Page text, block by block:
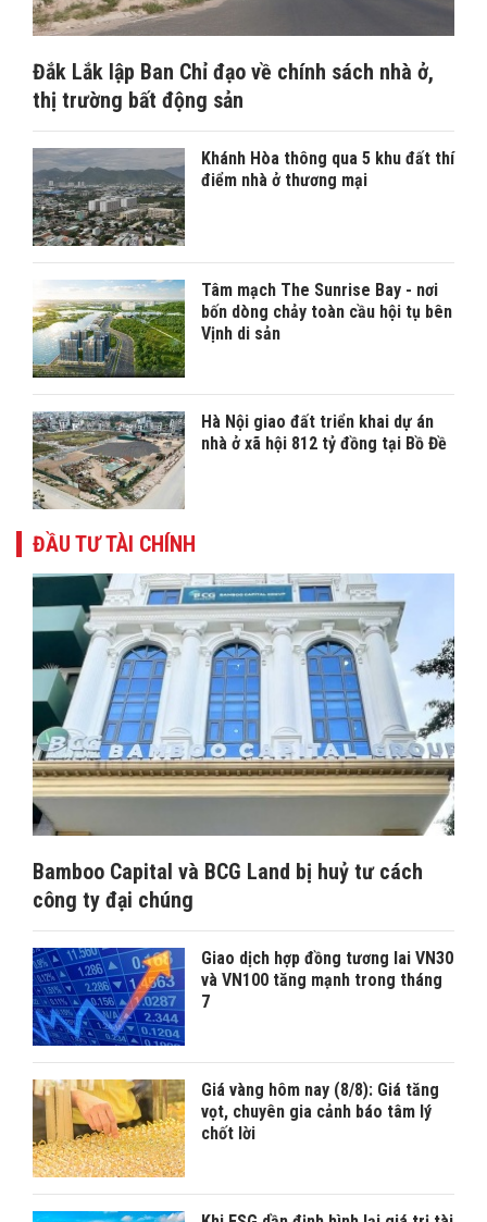
Đắk Lắk lập Ban Chỉ đạo về chính sách nhà ở,
thị trường bất động sản
Khánh Hòa thông qua 5 khu đất thí
điểm nhà ở thương mại
Tâm mạch The Sunrise Bay - nơi
bốn dòng chảy toàn cầu hội tụ bên
Vịnh di sản
Hà Nội giao đất triển khai dự án
nhà ở xã hội 812 tỷ đồng tại Bồ Đề
ĐẦU TƯ TÀI CHÍNH
Bamboo Capital và BCG Land bị huỷ tư cách
công ty đại chúng
Giao dịch hợp đồng tương lai VN30
và VN100 tăng mạnh trong tháng
7
Giá vàng hôm nay (8/8): Giá tăng
vọt, chuyên gia cảnh báo tâm lý
chốt lời